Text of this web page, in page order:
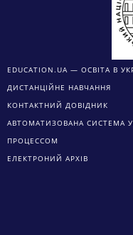
EDUCATION.UA — ОСВІТА В
ДИСТАНЦІЙНЕ НАВЧАННЯ
КОНТАКТНИЙ ДОВІДНИК
АВТОМАТИЗОВАНА СИСТЕМА
ПРОЦЕССОМ
ЕЛЕКТРОНИЙ АРХІВ